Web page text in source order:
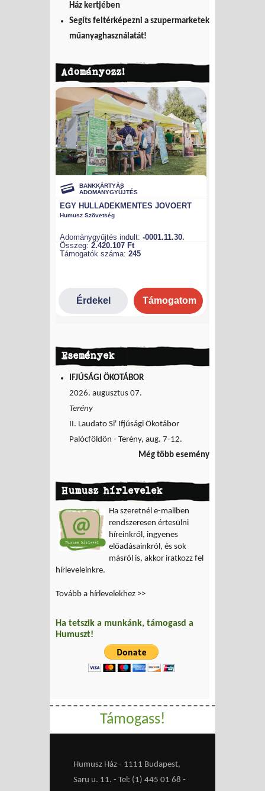
Ház kertjében
Segíts feltérképezni a szupermarketek
műanyaghasználatát!
Adományozz!
Események
IFJÚSÁGI ÖKOTÁBOR
2026. augusztus 07.
Terény
II. Laudato Si' Ifjúsági Ökotábor
Palócföldön - Terény, aug. 7-12.
Még több esemény
Humusz hírlevelek
Ha szeretnél e-mailben
rendszeresen értesülni
híreinkről, ingyenes
előadásainkról, és sok
másról is, akkor iratkozz fel
hírleveleinkre.
Tovább a hírlevelekhez >>
Ha tetszik a munkánk, támogasd a
Humuszt!
Támogass!
Humusz Ház - 1111 Budapest,
Saru u. 11. - Tel: (1) 445 01 68 -